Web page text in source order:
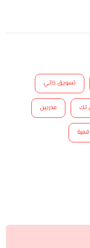
تسويق ذاتي
تك مدربين